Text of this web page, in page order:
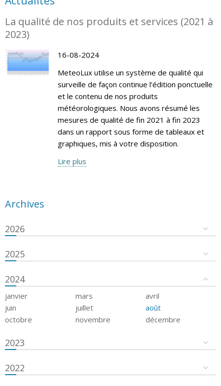
La qualité de nos produits et services (2021 à
2023)
16-08-2024
MeteoLux utilise un système de qualité qui
surveille de façon continue l’édition ponctuelle
et le contenu de nos produits
météorologiques. Nous avons résumé les
mesures de qualité de fin 2021 à fin 2023
dans un rapport sous forme de tableaux et
graphiques, mis à votre disposition.
Lire plus
Archives
2026
2025
2024
janvier mars
avril
juin
juillet
août
octobre
novembre décembre
2023
2022